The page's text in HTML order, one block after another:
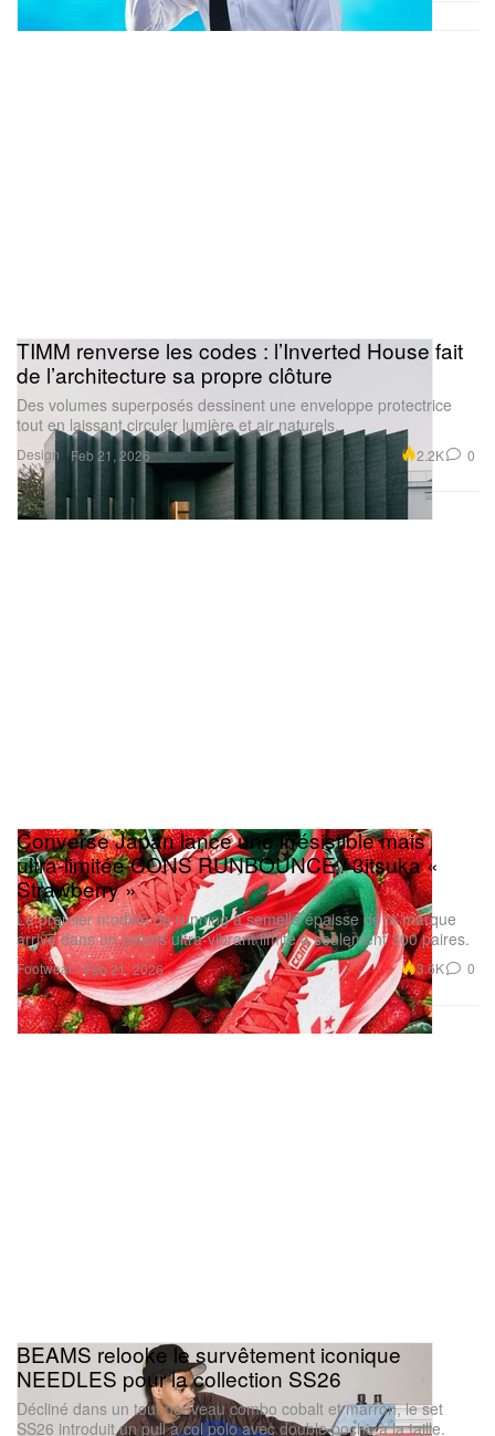
Design
TIMM renverse les codes : l’Inverted House fait
de l’architecture sa propre clôture
Des volumes superposés dessinent une enveloppe protectrice
tout en laissant circuler lumière et air naturels.
Feb 21, 2026 2.2K 0
Footwear
Converse Japan lance une irrésistible mais
ultra‑limitée CONS RUNBOUNCE / 3itsuka «
Strawberry »
Le premier modèle de running à semelle épaisse de la marque
arrive dans un coloris ultra‑vibrant limité à seulement 300 paires.
Feb 21, 2026 3.6K 0
BEAMS relooke le survêtement iconique
NEEDLES pour la collection SS26
Décliné dans un tout nouveau combo cobalt et marron, le set
SS26 introduit un pull à col polo avec double poche à la taille.